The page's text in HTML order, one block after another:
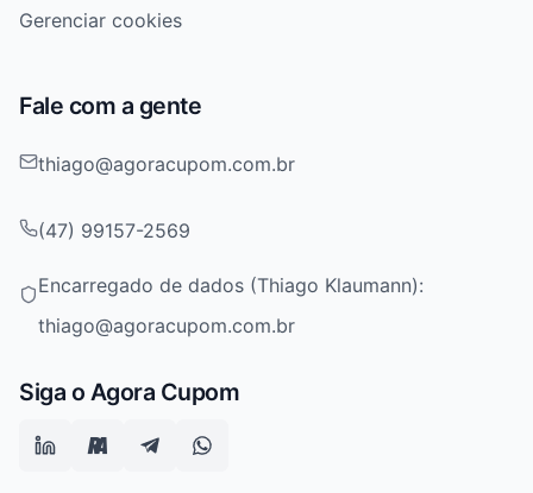
Gerenciar cookies
Fale com a gente
thiago@agoracupom.com.br
(47) 99157-2569
Encarregado de dados (Thiago Klaumann):
thiago@agoracupom.com.br
Siga o Agora Cupom